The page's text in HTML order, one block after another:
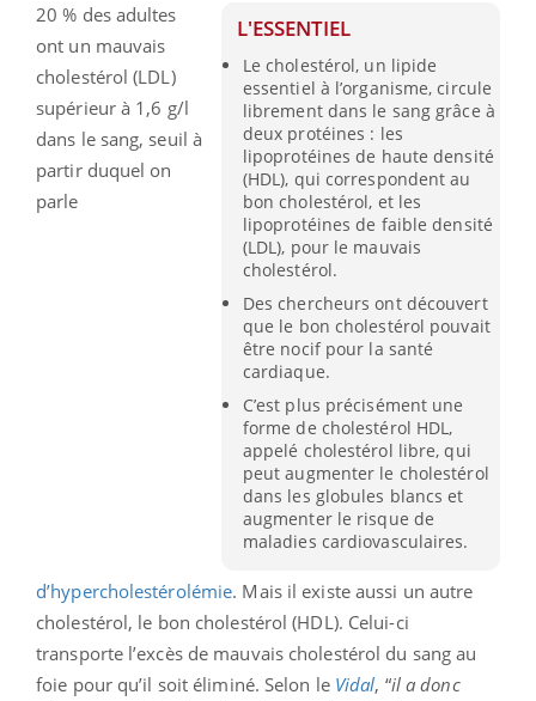
L'ESSENTIEL
Le cholestérol, un lipide
essentiel à l’organisme, circule
librement dans le sang grâce à
deux protéines : les
lipoprotéines de haute densité
(HDL), qui correspondent au
bon cholestérol, et les
lipoprotéines de faible densité
(LDL), pour le mauvais
cholestérol.
Des chercheurs ont découvert
que le bon cholestérol pouvait
être nocif pour la santé
cardiaque.
C’est plus précisément une
forme de cholestérol HDL,
appelé cholestérol libre, qui
peut augmenter le cholestérol
dans les globules blancs et
augmenter le risque de
maladies cardiovasculaires.
20 % des adultes
ont un mauvais
cholestérol (LDL)
supérieur à 1,6 g/l
dans le sang, seuil à
partir duquel on
parle
d’hypercholestérolémie. Mais il existe aussi un autre
cholestérol, le bon cholestérol (HDL). Celui-ci
transporte l’excès de mauvais cholestérol du sang au
foie pour qu’il soit éliminé. Selon le Vidal, “il a donc